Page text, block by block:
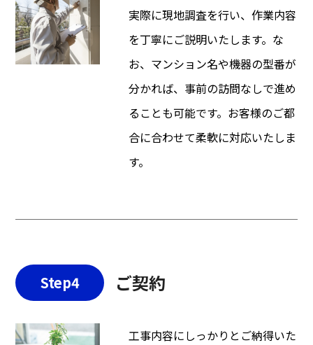
実際に現地調査を行い、作業内容
を丁寧にご説明いたします。な
お、マンション名や機器の型番が
分かれば、事前の訪問なしで進め
ることも可能です。お客様のご都
合に合わせて柔軟に対応いたしま
す。
Step4 ご契約
工事内容にしっかりとご納得いた